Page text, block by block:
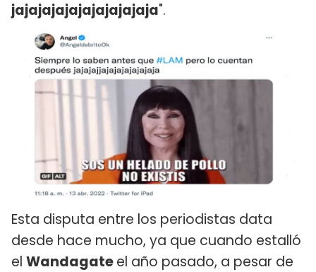
jajajajajajajajajajaja".
Esta disputa entre los periodistas data
desde hace mucho, ya que cuando estalló
el Wandagateel año pasado, a pesar de